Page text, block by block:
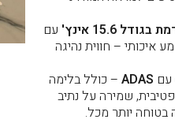
15.6 אינץ'
עם
איכותי – חווית נהיגה
עם ADAS – כולל בלימה
שמירה על נתיב
בטוחה יותר מכל.